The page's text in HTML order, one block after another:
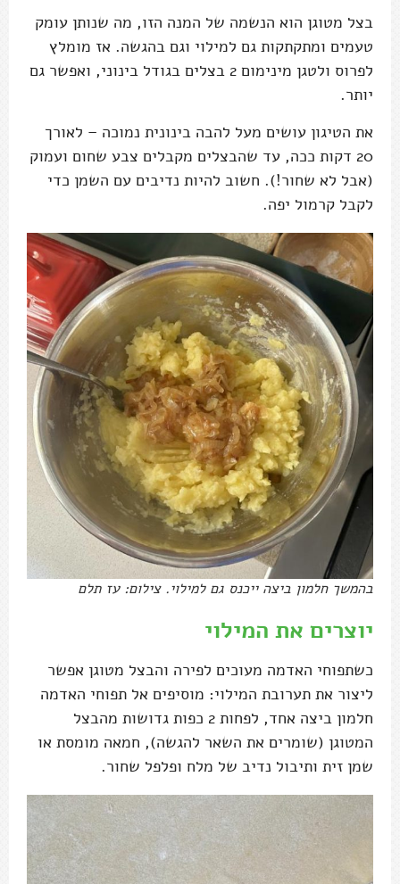
בצל מטוגן הוא הנשמה של המנה הזו, מה שנותן עומק
טעמים ומתקתקות גם למילוי וגם בהגשה. אז מומלץ
לפרוס ולטגן מינימום 2 בצלים בגודל בינוני, ואפשר גם
יותר.
את הטיגון עושים מעל להבה בינונית נמוכה – לאורך
20 דקות ככה, עד שהבצלים מקבלים צבע שחום ועמוק
(אבל לא שחור!). חשוב להיות נדיבים עם השמן כדי
לקבל קרמול יפה.
בהמשך חלמון ביצה ייכנס גם למילוי. צילום: עז תלם
יוצרים את המילוי
כשתפוחי האדמה מעוכים לפירה והבצל מטוגן אפשר
ליצור את תערובת המילוי: מוסיפים אל תפוחי האדמה
חלמון ביצה אחד, לפחות 2 כפות גדושות מהבצל
המטוגן (שומרים את השאר להגשה), חמאה מומסת או
שמן זית ותיבול נדיב של מלח ופלפל שחור.